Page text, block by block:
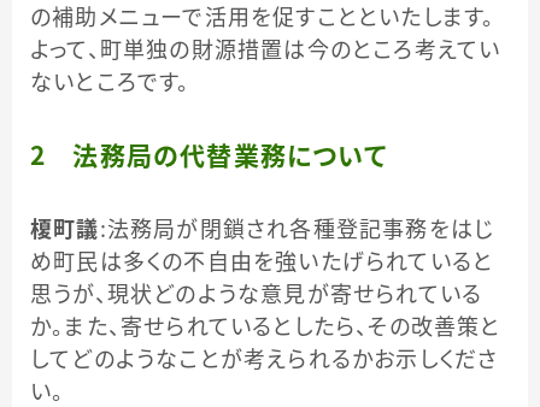
の補助メニューで活用を促すことといたします。
よって、町単独の財源措置は今のところ考えてい
ないところです。
２ 法務局の代替業務について
榎町議：法務局が閉鎖され各種登記事務をはじ
め町民は多くの不自由を強いたげられていると
思うが、現状どのような意見が寄せられている
か。また、寄せられているとしたら、その改善策と
してどのようなことが考えられるかお示しくださ
い。